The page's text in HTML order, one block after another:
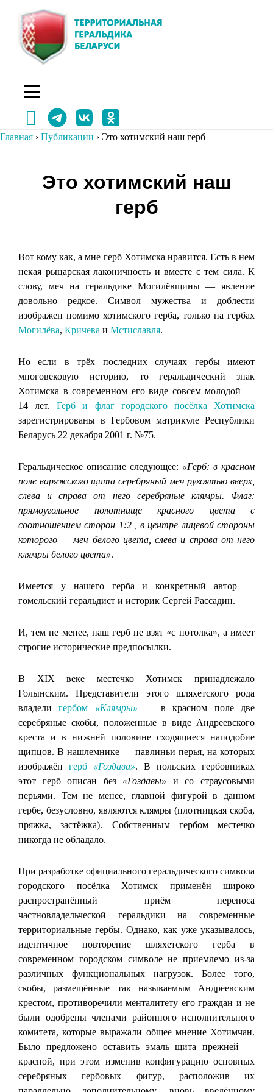
содержимому
Главная › Публикации › Это хотимский наш герб
Это хотимский наш
герб
Вот кому как, а мне герб Хотимска нравится. Есть в нем
некая рыцарская лаконичность и вместе с тем сила. К
слову, меч на геральдике Могилёвщины — явление
довольно редкое. Символ мужества и доблести
изображен помимо хотимского герба, только на гербах
Могилёва, Кричева и Мстиславля.
Но если в трёх последних случаях гербы имеют
многовековую историю, то геральдический знак
Хотимска в современном его виде совсем молодой —
14 лет.Герб и флаг городского посёлка Хотимска
зарегистрированы в Гербовом матрикуле Республики
Беларусь 22 декабря 2001 г. №75.
Геральдическое описание следующее: «Герб: в красном
поле варяжского щита серебряный меч рукоятью вверх,
слева и справа от него серебряные клямры. Флаг:
прямоугольное полотнище красного цвета с
соотношением сторон 1:2 , в центре лицевой стороны
которого — меч белого цвета, слева и справа от него
клямры белого цвета».
Имеется у нашего герба и конкретный автор —
гомельский геральдист и историк Сергей Рассадин.
И, тем не менее, наш герб не взят «с потолка», а имеет
строгие исторические предпосылки.
В XIX веке местечко Хотимск принадлежало
Голынским. Представители этого шляхетского рода
владелигербом «Клямры» — в красном поле две
серебряные скобы, положенные в виде Андреевского
креста и в нижней половине сходящиеся наподобие
щипцов. В нашлемнике — павлиньи перья, на которых
изображён герб «Гоздава». В польских гербовниках
этот герб описан без «Гоздавы» и со страусовыми
перьями. Тем не менее, главной фигурой в данном
гербе, безусловно, являются клямры (плотницкая скоба,
пряжка, застёжка). Собственным гербом местечко
никогда не обладало.
При разработке официального геральдического символа
городского посёлка Хотимск применён широко
распространённый приём переноса
частновладельческой геральдики на современные
территориальные гербы. Однако, как уже указывалось,
идентичное повторение шляхетского герба в
современном городском символе не приемлемо из-за
различных функциональных нагрузок. Более того,
скобы, размещённые так называемым Андреевским
крестом, противоречили менталитету его граждан и не
были одобрены членами районного исполнительного
комитета, которые выражали общее мнение Хотимчан.
Было предложено оставить эмаль щита прежней —
красной, при этом изменив конфигурацию основных
серебряных гербовых фигур, расположив их
Навигация